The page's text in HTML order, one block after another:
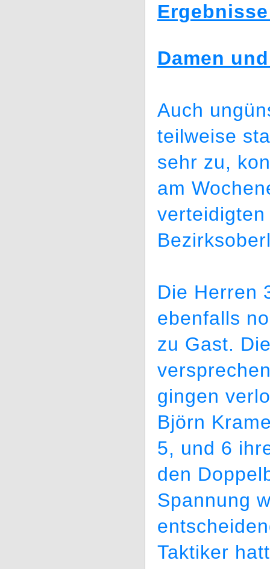
Damen
Auch
teilweise
sehr zu,
am
Die Herren
ebenfalls
zu Gast.
gingen
Björn
5, und 6
den
Spannung
Taktiker